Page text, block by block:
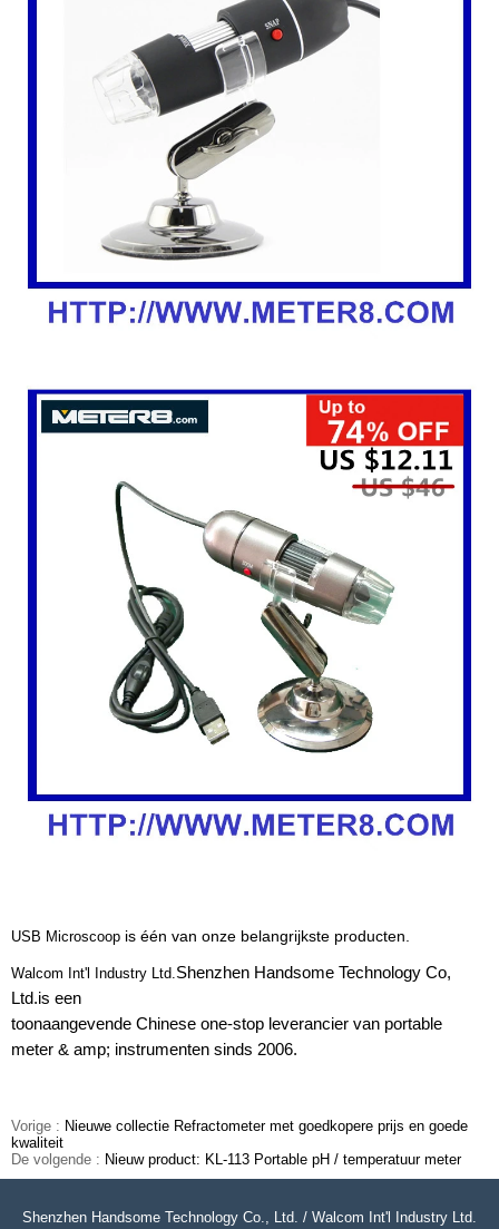
USB Microscoop is één van onze belangrijkste producten.
Walcom Int'l Industry Ltd.Shenzhen Handsome Technology Co,
Ltd.is een
toonaangevende Chinese one-stop leverancier van portable
meter & amp; instrumenten sinds 2006.
Vorige : Nieuwe collectie Refractometer met goedkopere prijs en goede
kwaliteit
De volgende : Nieuw product: KL-113 Portable pH / temperatuur meter
Shenzhen Handsome Technology Co., Ltd. / Walcom Int'l Industry Ltd.